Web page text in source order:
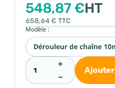
548,87 €HT
658,64 € TTC
Modèle :
+
−
Ajouter